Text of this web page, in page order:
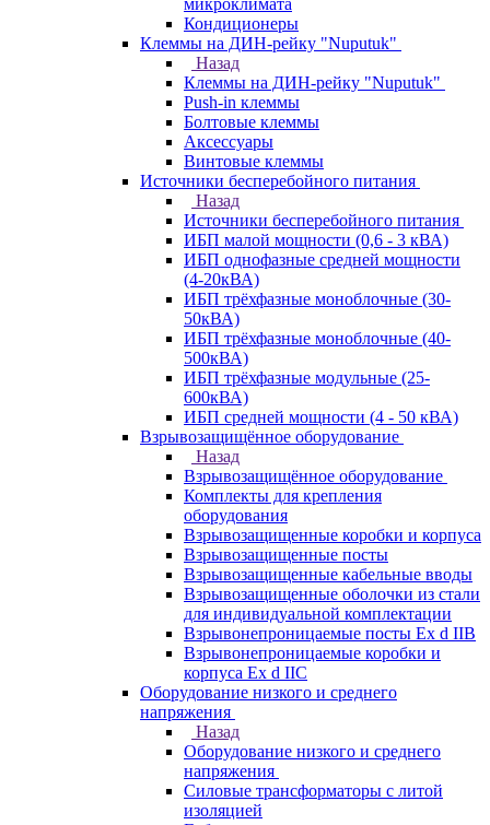
микроклимата
Кондиционеры
Клеммы на ДИН-рейку "Nuputuk"
Назад
Клеммы на ДИН-рейку "Nuputuk"
Push-in клеммы
Болтовые клеммы
Аксессуары
Винтовые клеммы
Источники бесперебойного питания
Назад
Источники бесперебойного питания
ИБП малой мощности (0,6 - 3 кВА)
ИБП однофазные средней мощности
(4-20кВА)
ИБП трёхфазные моноблочные (30-
50кВА)
ИБП трёхфазные моноблочные (40-
500кВА)
ИБП трёхфазные модульные (25-
600кВА)
ИБП средней мощности (4 - 50 кВА)
Взрывозащищённое оборудование
Назад
Взрывозащищённое оборудование
Комплекты для крепления
оборудования
Взрывозащищенные коробки и корпуса
Взрывозащищенные посты
Взрывозащищенные кабельные вводы
Взрывозащищенные оболочки из стали
для индивидуальной комплектации
Взрывонепроницаемые посты Ex d IIB
Взрывонепроницаемые коробки и
корпуса Ex d IIС
Оборудование низкого и среднего
напряжения
Назад
Оборудование низкого и среднего
напряжения
Силовые трансформаторы с литой
изоляцией